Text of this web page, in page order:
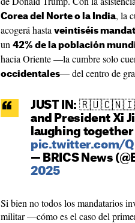
Corea del Norte o la India, la
acogerá hasta veintiséis
un 42% de la población
hacia Oriente —la cumbre solo
occidentales— del centro de
JUST IN:
and President Xi
laughing together
pic.twitter.com/
— BRICS News
2025
Si bien no todos los mandatarios
militar —cómo es el caso del